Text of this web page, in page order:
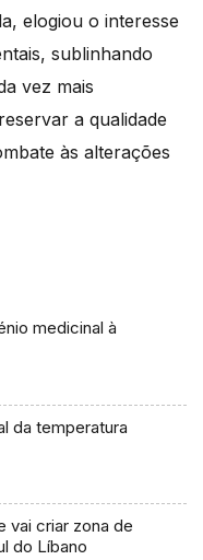
elogiou o interesse
sublinhando
vez mais
a qualidade
às alterações
medicinal à
da temperatura
vai criar zona de
do Líbano